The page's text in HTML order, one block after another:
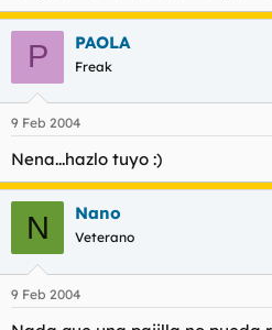
P PAOLA
Freak
9 Feb 2004
Nena...hazlo tuyo :)
N Nano
Veterano
9 Feb 2004